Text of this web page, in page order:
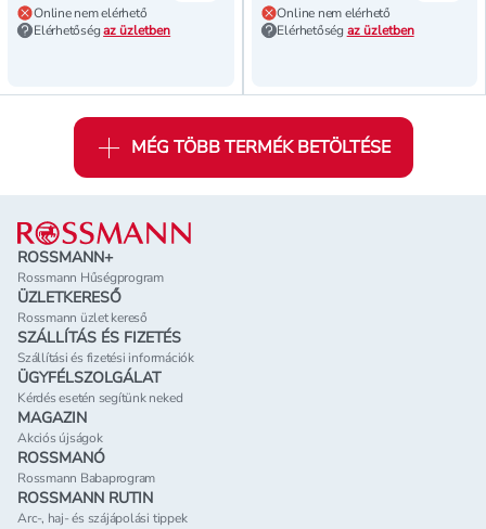
Online nem elérhető
Elérhetőségaz üzletben
Online nem elérhető
Elérhetőség az üzletben
MÉG TÖBB TERMÉK BETÖLTÉSE
Lábléc
ROSSMANN+
Rossmann Hűségprogram
ÜZLETKERESŐ
Rossmann üzlet kereső
SZÁLLÍTÁS ÉS FIZETÉS
Szállítási és fizetési információk
ÜGYFÉLSZOLGÁLAT
Kérdés esetén segítünk neked
MAGAZIN
Akciós újságok
ROSSMANÓ
Rossmann Babaprogram
ROSSMANN RUTIN
Arc-, haj- és szájápolási tippek